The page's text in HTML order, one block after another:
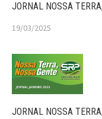
JORNAL NOSSA
19/03/2025
JORNAL NOSSA